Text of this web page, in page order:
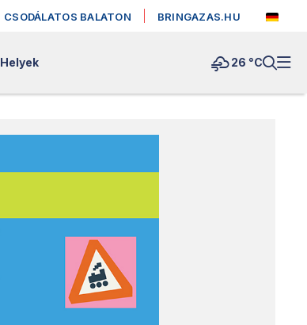
CSODÁLATOS BALATON BRINGAZAS.HU
Helyek 26 °C